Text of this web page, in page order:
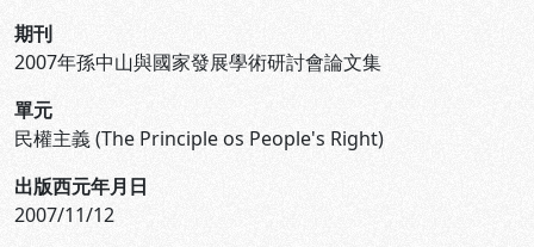
期刊
2007年孫中山與國家發展學術研討會論文集
單元
民權主義 (The Principle os People's Right)
出版西元年月日
2007/11/12